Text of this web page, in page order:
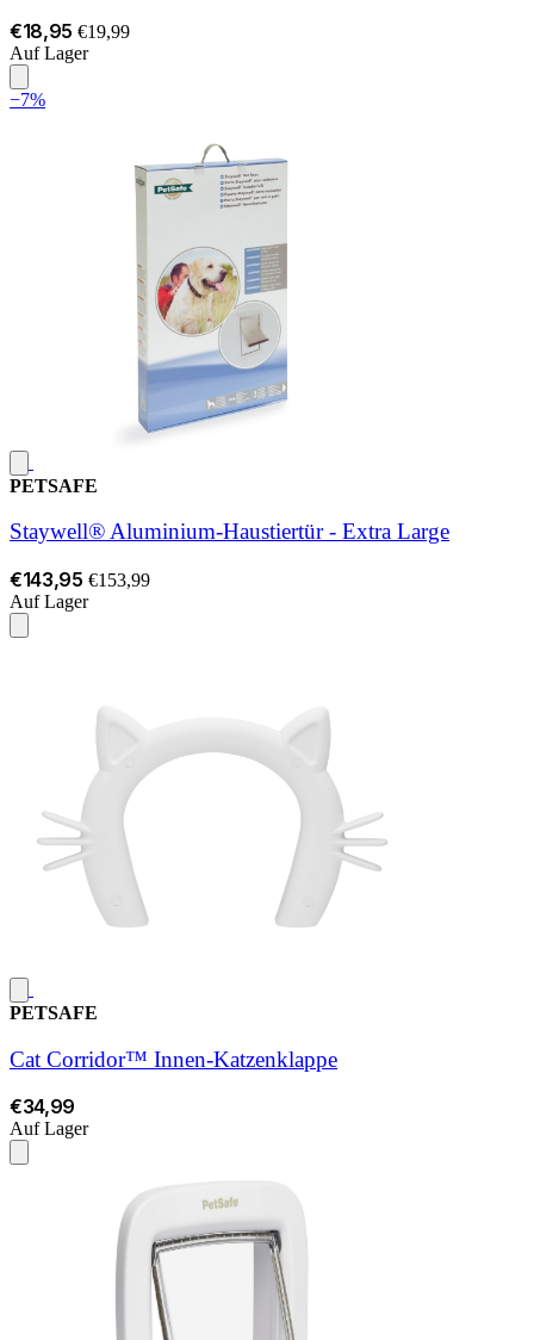
€18,95 €19,99
Auf Lager
−7%
PETSAFE
Staywell® Aluminium-Haustiertür - Extra Large
€143,95 €153,99
Auf Lager
PETSAFE
Cat Corridor™ Innen-Katzenklappe
€34,99
Auf Lager